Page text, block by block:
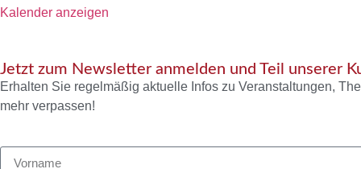
Kalender anzeigen
Jetzt zum Newsletter anmelden und Teil unserer
Erhalten Sie regelmäßig aktuelle Infos zu Veranstaltungen,
mehr verpassen!